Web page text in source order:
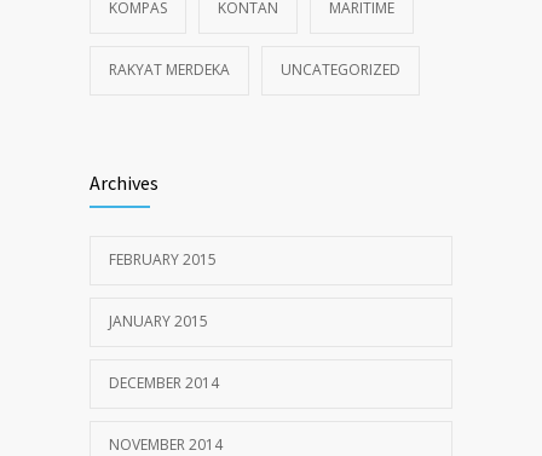
KOMPAS KONTAN MARITIME
RAKYAT MERDEKA UNCATEGORIZED
Archives
FEBRUARY 2015
JANUARY 2015
DECEMBER 2014
NOVEMBER 2014